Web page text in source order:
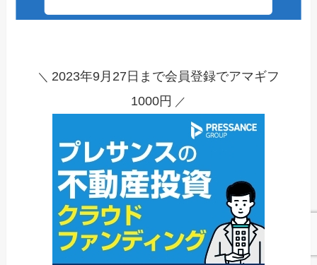
＼ 2023年9月27日まで会員登録でアマギフ
1000円 ／